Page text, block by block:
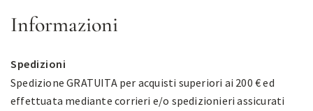
Informazioni
Spedizioni
Spedizione GRATUITA per acquisti superiori ai 200 € ed
effettuata mediante corrieri e/o spedizionieri assicurati